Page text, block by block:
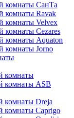
комнаты СанТа
комнаты Ravak
комнаты Velvex
комнаты Cezares
комнаты Aquaton
комнаты Jorno
комнаты
комнаты ASB
комнаты Dreja
комнаты Caprigo